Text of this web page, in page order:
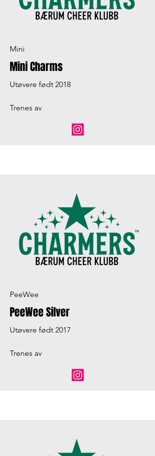
Mini
Mini Charms
Utøvere født 2018
Trenes av
PeeWee
PeeWee Silver
Utøvere født 2017
Trenes av